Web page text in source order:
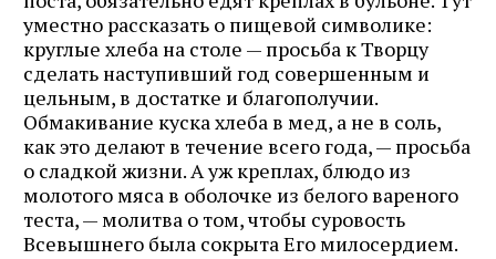
уместно рассказать о пищевой символике:
круглые хлеба на столе — просьба к Творцу
сделать наступивший год совершенным и
цельным, в достатке и благополучии.
Обмакивание куска хлеба в мед, а не в соль,
как это делают в течение всего года, — просьба
о сладкой жизни. А уж креплах, блюдо из
молотого мяса в оболочке из белого вареного
теста, — молитва о том, чтобы суровость
Всевышнего была сокрыта Его милосердием.